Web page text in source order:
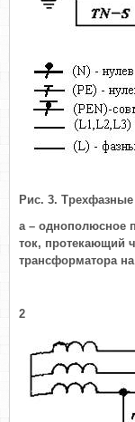
Рис. 3. Трехфазные
а – однополюсное
ток, протекающий
трансформатора
2